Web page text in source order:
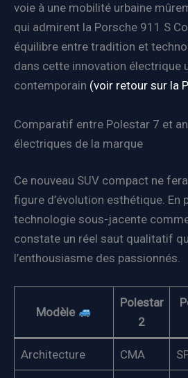
voie à une mobilité urbaine
qui admirent la Porsche 911 S
équilibre entre tradition et
dans cette innovation électrique
contemporain (voir retour sur la
Comparatif entre Polestar 7 et
électriques de la marque
Ce nouveau SUV compact ne
figure d’évolution esthétique. En
technologie sous-jacente
constate un réel saut qualitatif
l’enthousiasme des passionnés.
Modèle
Polestar
2
Architecture CMA